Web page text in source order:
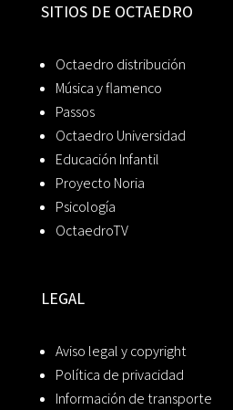
SITIOS DE OCTAEDRO
Octaedro distribución
Música y flamenco
Passos
Octaedro Universidad
Educación Infantil
Proyecto Noria
Psicología
OctaedroTV
LEGAL
Aviso legal y copyright
Política de privacidad
Información de transporte